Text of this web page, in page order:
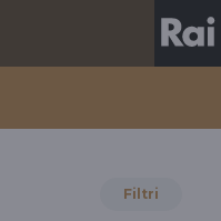
Filtri